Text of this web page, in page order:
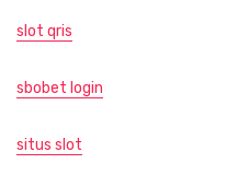
slot qris
sbobet login
situs slot